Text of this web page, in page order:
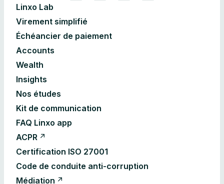
Linxo Lab
Virement simplifié
Échéancier de paiement
Accounts
Wealth
Insights
Nos études
Kit de communication
FAQ Linxo app
ACPR
Certification ISO 27001
Code de conduite anti-corruption
Médiation